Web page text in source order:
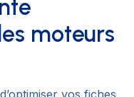
moteurs
vos fiches